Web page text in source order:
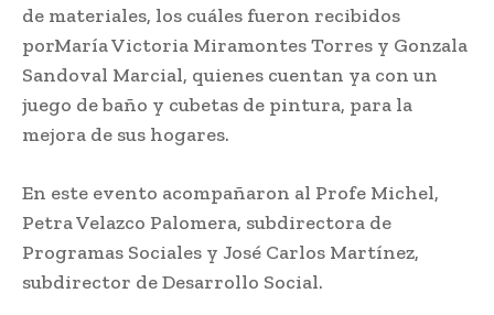
de materiales, los cuáles fueron recibidos
porMaría Victoria Miramontes Torres y Gonzala
Sandoval Marcial, quienes cuentan ya con un
juego de baño y cubetas de pintura, para la
mejora de sus hogares.
En este evento acompañaron al Profe Michel,
Petra Velazco Palomera, subdirectora de
Programas Sociales y José Carlos Martínez,
subdirector de Desarrollo Social.